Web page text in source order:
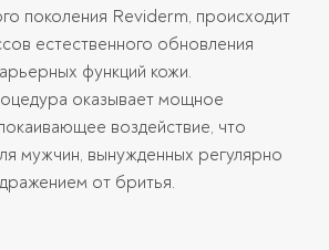
поколения Reviderm, происходит
естественного обновления
функций кожи.
оказывает мощное
воздействие, что
мужчин, вынужденных регулярно
от бритья.